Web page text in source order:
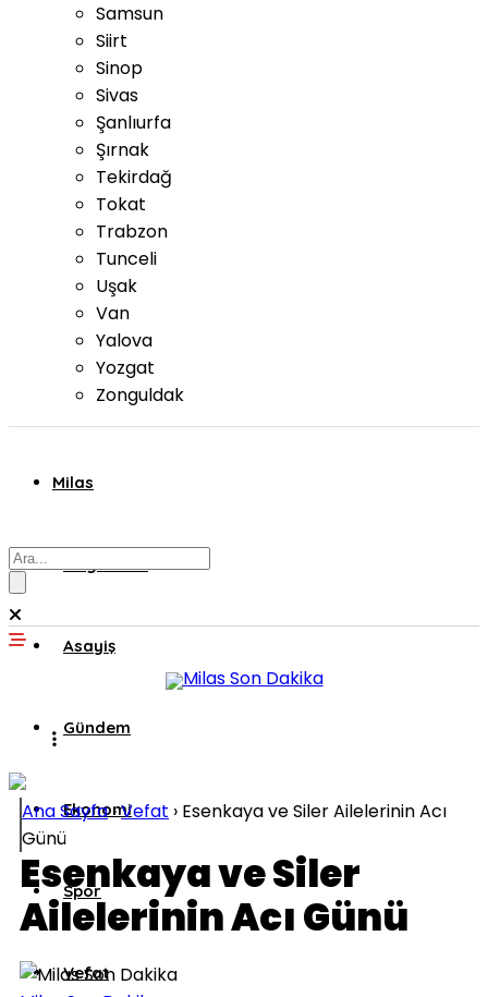
Samsun
Siirt
Sinop
Sivas
Şanlıurfa
Şırnak
Tekirdağ
Tokat
Trabzon
Tunceli
Uşak
Van
Yalova
Yozgat
Zonguldak
Milas
Muğla’dan
Asayiş
Gündem
Ekonomi
Spor
Vefat
Ana Sayfa›Vefat › Esenkaya ve Siler Ailelerinin Acı
Günü
Esenkaya ve Siler
Ailelerinin Acı Günü